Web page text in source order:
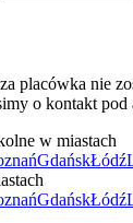
placówka nie
o kontakt pod
w miastach
GdańskŁódź
GdańskŁódź